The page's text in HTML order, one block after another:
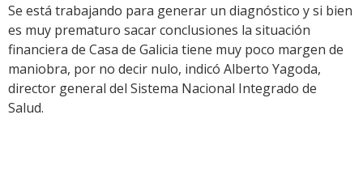
Se está trabajando para generar un diagnóstico y si bien
es muy prematuro sacar conclusiones la situación
financiera de Casa de Galicia tiene muy poco margen de
maniobra, por no decir nulo, indicó Alberto Yagoda,
director general del Sistema Nacional Integrado de
Salud.